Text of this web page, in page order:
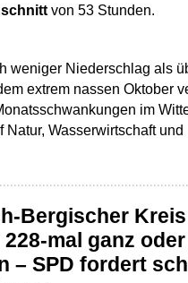
von 53 Stunden.
weniger Niederschlag als
extrem nassen Oktober
im
Wasserwirtschaft und
Bergischer
mal ganz
– SPD fordert